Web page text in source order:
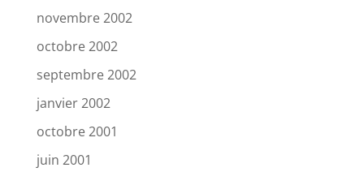
novembre 2002
octobre 2002
septembre 2002
janvier 2002
octobre 2001
juin 2001